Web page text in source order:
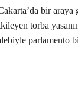
bir araya
torba
parlamento